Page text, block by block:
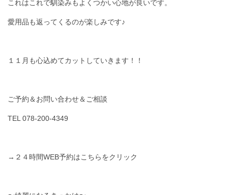
これはこれで馴染みもよくつかい心地が良いです。
愛用品も返ってくるのが楽しみです♪
１１月も心込めてカットしていきます！！
ご予約＆お問い合わせ＆ご相談
TEL 078-200-4349
→２４時間WEB予約はこちらをクリック